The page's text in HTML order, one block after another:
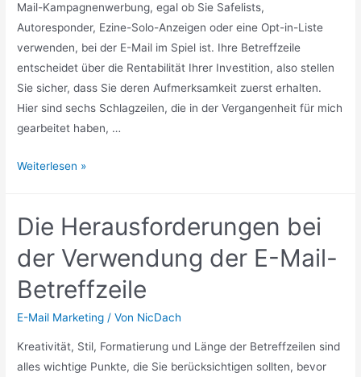
vermarkten
Mail-Kampagnenwerbung, egal ob Sie Safelists,
Autoresponder, Ezine-Solo-Anzeigen oder eine Opt-in-Liste
verwenden, bei der E-Mail im Spiel ist. Ihre Betreffzeile
entscheidet über die Rentabilität Ihrer Investition, also stellen
Sie sicher, dass Sie deren Aufmerksamkeit zuerst erhalten.
Hier sind sechs Schlagzeilen, die in der Vergangenheit für mich
gearbeitet haben, …
6
Weiterlesen »
Die Herausforderungen bei
der Verwendung der E-Mail-
Betreffzeile
E-Mail Marketing / Von NicDach
Kreativität, Stil, Formatierung und Länge der Betreffzeilen sind
alles wichtige Punkte, die Sie berücksichtigen sollten, bevor